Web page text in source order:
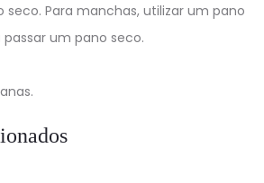
Para manchas, utilizar um pano
um pano seco.